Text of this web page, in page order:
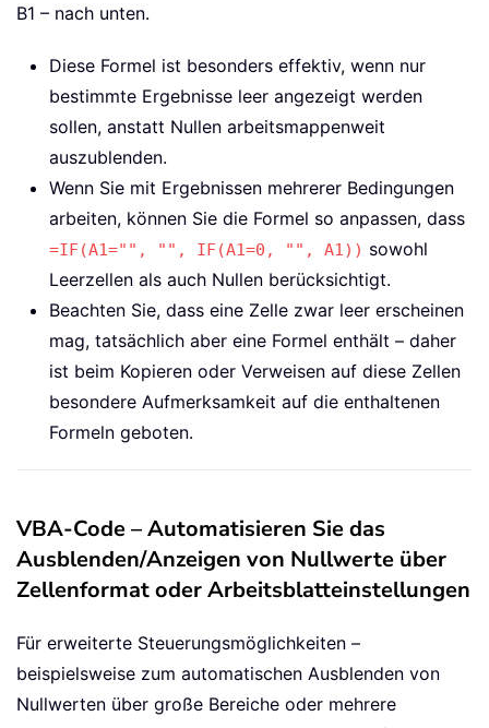
B1 – nach unten.
Diese Formel ist besonders effektiv, wenn nur
bestimmte Ergebnisse leer angezeigt werden
sollen, anstatt Nullen arbeitsmappenweit
auszublenden.
Wenn Sie mit Ergebnissen mehrerer Bedingungen
arbeiten, können Sie die Formel so anpassen, dass
=IF(A1="", "", IF(A1=0, "", A1)) sowohl
Leerzellen als auch Nullen berücksichtigt.
Beachten Sie, dass eine Zelle zwar leer erscheinen
mag, tatsächlich aber eine Formel enthält – daher
ist beim Kopieren oder Verweisen auf diese Zellen
besondere Aufmerksamkeit auf die enthaltenen
Formeln geboten.
VBA-Code – Automatisieren Sie das
Ausblenden/Anzeigen von Nullwerte über
Zellenformat oder Arbeitsblatteinstellungen
Für erweiterte Steuerungsmöglichkeiten –
beispielsweise zum automatischen Ausblenden von
Nullwerten über große Bereiche oder mehrere